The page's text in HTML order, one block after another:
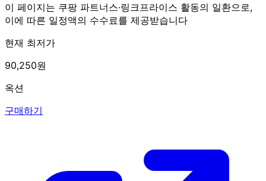
이 페이지는 쿠팡 파트너스·링크프라이스 활동의 일환으로,
이에 따른 일정액의 수수료를 제공받습니다
현재 최저가
90,250원
옥션
구매하기